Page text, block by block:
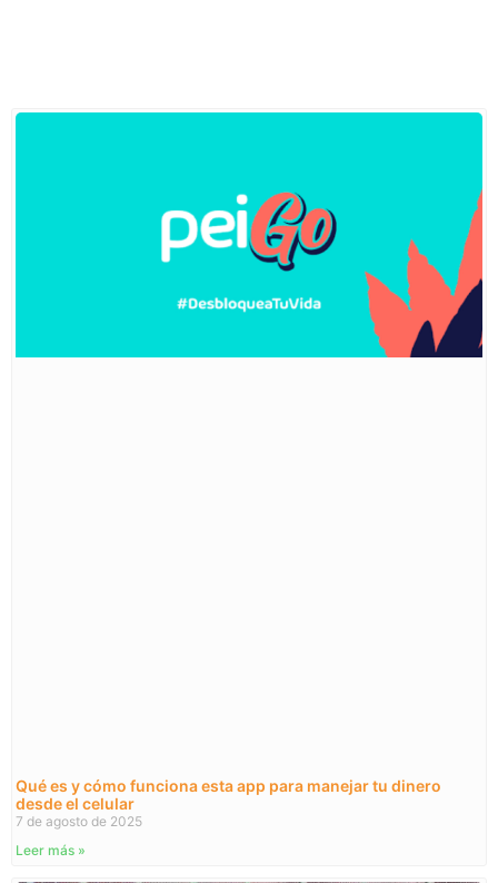
Qué es y cómo funciona esta app para manejar tu dinero
desde el celular
7 de agosto de 2025
Leer más »